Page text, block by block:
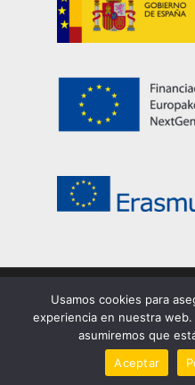
© 2026 EASDi Corella.
Corella | Privacidad|Cookies
youtubeinstagram
Usamos cookies para
experiencia en nuestra
asumiremos que
Aceptar